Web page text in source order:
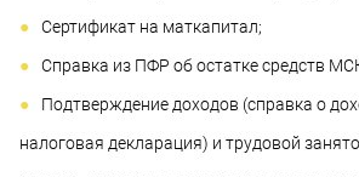
Сертификат на маткапитал;
Справка из ПФР об остатке средств
Подтверждение доходов (справка о
налоговая декларация) и трудовой